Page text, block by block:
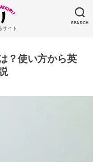
SEARCH
サイト
？使い方から英